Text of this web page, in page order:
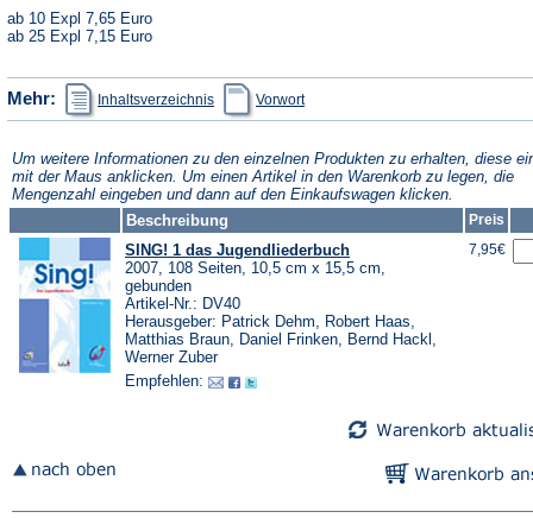
ab 10 Expl 7,65 Euro
ab 25 Expl 7,15 Euro
Mehr: Inhaltsverzeichnis
(Öffnet
in
einem
Tab)
Vorwortin
einem
Tab)
Um weitere Informationen zu den einzelnen Produkten zu erhalten, diese
mit der Maus anklicken. Um einen Artikel in den Warenkorb zu legen, die
Mengenzahl eingeben und dann auf den Einkaufswagen klicken.
Beschreibung
Preis
SING! 1 das Jugendliederbuch
2007, 108 Seiten, 10,5 cm x 15,5 cm,
gebunden
Artikel-Nr.: DV40
Herausgeber: Patrick Dehm, Robert Haas,
Matthias Braun, Daniel Frinken, Bernd Hackl,
Werner Zuber
Empfehlen:
7,95€